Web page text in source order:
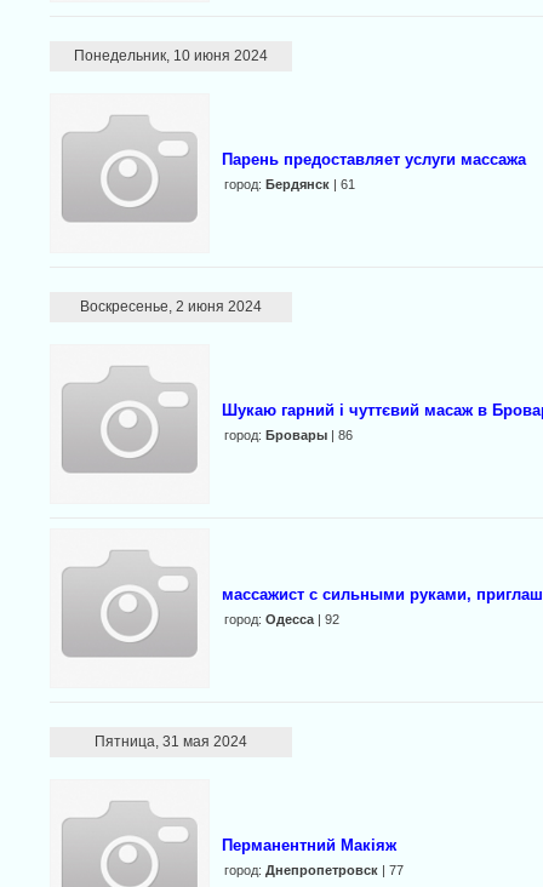
Понедельник, 10 июня 2024
Парень предоставляет услуги массажа
город: Бердянск| 61
Воскресенье, 2 июня 2024
Шукаю гарний і чуттєвий масаж в
город: Бровары| 86
массажист с сильными руками,
город: Одесса| 92
Пятница, 31 мая 2024
Перманентний Макіяж
город: Днепропетровск| 77